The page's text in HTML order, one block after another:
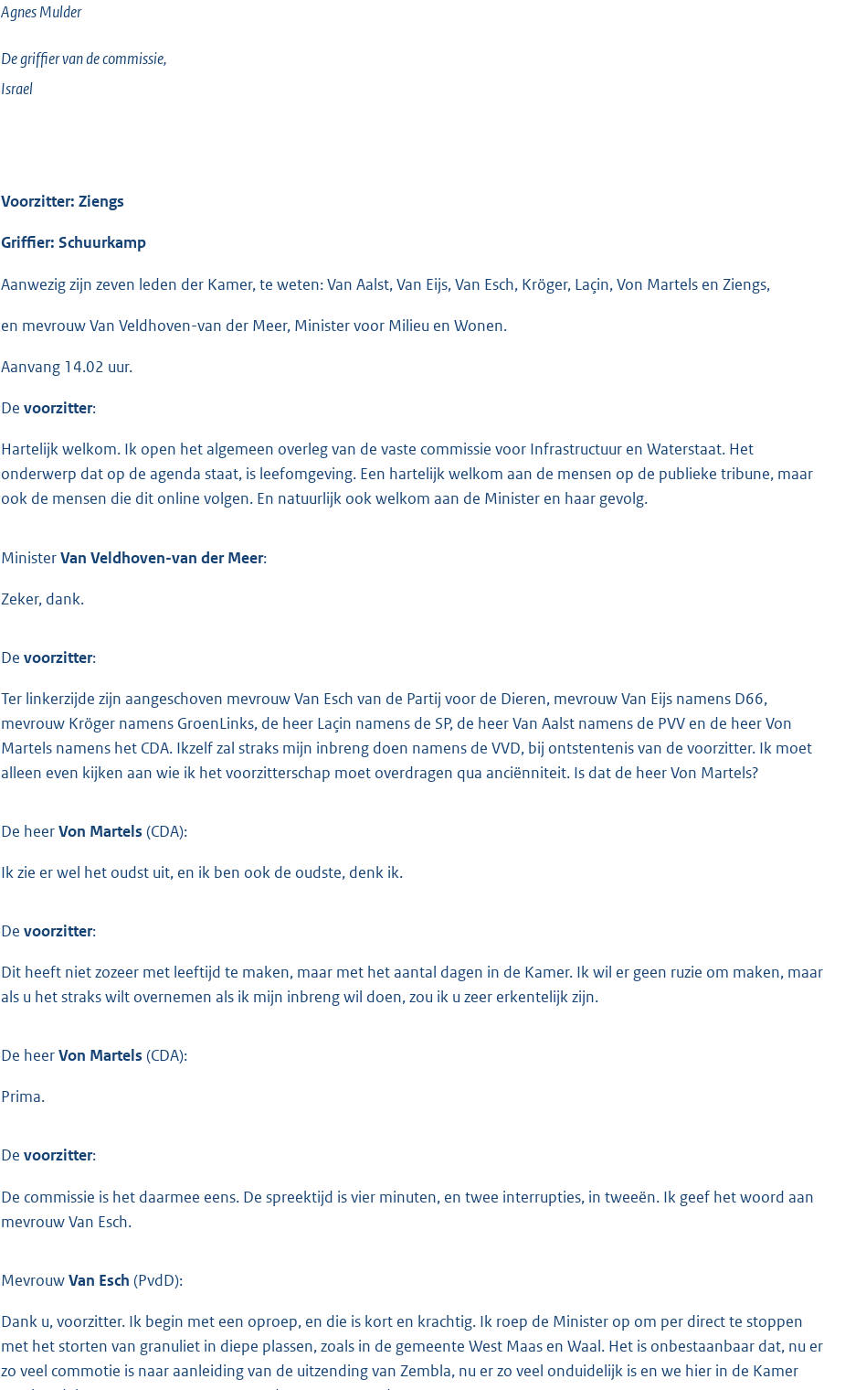
AgnesMulder
De griffier van de commissie,
Israel
Voorzitter: Ziengs
Griffier: Schuurkamp
Aanwezig zijn zeven leden der Kamer, te weten: Van Aalst, Van Eijs, Van Esch, Kröger, Laçin, Von Martels en Ziengs,
en mevrouw Van Veldhoven-van der Meer, Minister voor Milieu en Wonen.
Aanvang 14.02 uur.
De voorzitter:
Hartelijk welkom. Ik open het algemeen overleg van de vaste commissie voor Infrastructuur en Waterstaat. Het
onderwerp dat op de agenda staat, is leefomgeving. Een hartelijk welkom aan de mensen op de publieke tribune, maar
ook de mensen die dit online volgen. En natuurlijk ook welkom aan de Minister en haar gevolg.
MinisterVan Veldhoven-van der Meer:
Zeker, dank.
De voorzitter:
Ter linkerzijde zijn aangeschoven mevrouw Van Esch van de Partij voor de Dieren, mevrouw Van Eijs namens D66,
mevrouw Kröger namens GroenLinks, de heer Laçin namens de SP, de heer Van Aalst namens de PVV en de heer Von
Martels namens het CDA. Ikzelf zal straks mijn inbreng doen namens de VVD, bij ontstentenis van de voorzitter. Ik moet
alleen even kijken aan wie ik het voorzitterschap moet overdragen qua anciënniteit. Is dat de heer Von Martels?
De heerVon Martels (CDA):
Ik zie er wel het oudst uit, en ik ben ook de oudste, denk ik.
De voorzitter:
Dit heeft niet zozeer met leeftijd te maken, maar met het aantal dagen in de Kamer. Ik wil er geen ruzie om maken, maar
als u het straks wilt overnemen als ik mijn inbreng wil doen, zou ik u zeer erkentelijk zijn.
De heerVon Martels (CDA):
Prima.
De voorzitter:
De commissie is het daarmee eens. De spreektijd is vier minuten, en twee interrupties, in tweeën. Ik geef het woord aan
mevrouw Van Esch.
MevrouwVan Esch (PvdD):
Dank u, voorzitter. Ik begin met een oproep, en die is kort en krachtig. Ik roep de Minister op om per direct te stoppen
met het storten van granuliet in diepe plassen, zoals in de gemeente West Maas en Waal. Het is onbestaanbaar dat, nu er
zo veel commotie is naar aanleiding van de uitzending van Zembla, nu er zo veel onduidelijk is en we hier in de Kamer